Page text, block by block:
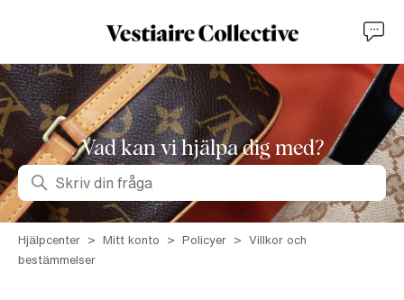
Vad kan vi hjälpa dig med?
Sök
Hjälpcenter Mitt konto Policyer
Villkor och
bestämmelser